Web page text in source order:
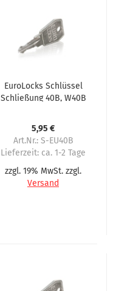
EuroLocks Schlüssel
Schließung 40B, W40B
5,95 €
Art.Nr.: S-EU40B
Lieferzeit: ca. 1-2 Tage
zzgl. 19% MwSt. zzgl.
Versand